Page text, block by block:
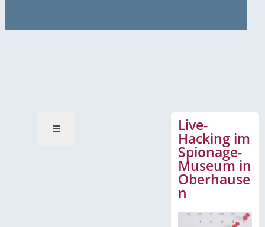
Live-
Hacking im
Spionage-
Museum in
Oberhause
n